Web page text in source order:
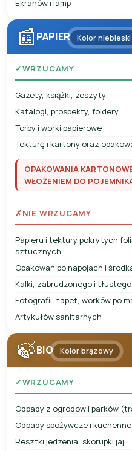
Ekranów i lamp
📰 PAPIER Kolor niebieski
✓WRZUCAMY
Gazety, książki, zeszyty
Katalogi, prospekty, foldery
Torby i worki papierowe
Tekturę i kartony oraz
OPAKOWANIA
WŁOŻENIEM DO
✗NIE WRZUCAMY
Papieru i tektury pokrytych
sztucznych
Opakowań po napojach i
Kalki, zabrudzonego i
Fotografii, tapet, worków po
Artykułów sanitarnych
🍃BIO Kolor brązowy
✓WRZUCAMY
Odpady z ogrodów i parków
Odpady spożywcze i
Resztki jedzenia, skorupki jaj